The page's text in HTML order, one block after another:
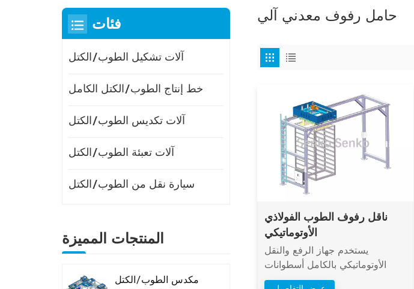
حامل رفوف معدني آلي
ناقل رفوف الطوب الفولاذي
الأوتوماتيكي
يستخدم جهاز الرفع والنقل
الأوتوماتيكي بالكامل أسطوانات
ومحركات بالتزامن مع التحكم في
فئات
آلات تشكيل الطوب/الكتل
خط إنتاج الطوب/الكتل الكامل
آلات تكديس الطوب/الكتل
آلات تعبئة الطوب/الكتل
سيارة نقل من الطوب/الكتل
المنتجات المميزة
مكدس الطوب/الكتل